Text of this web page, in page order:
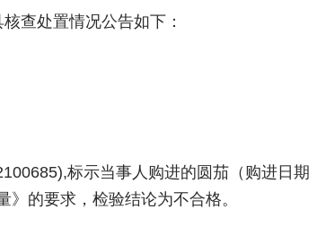
查处置情况公告如下：
标示当事人购进的圆茄（购进日
的要求，检验结论为不合格。